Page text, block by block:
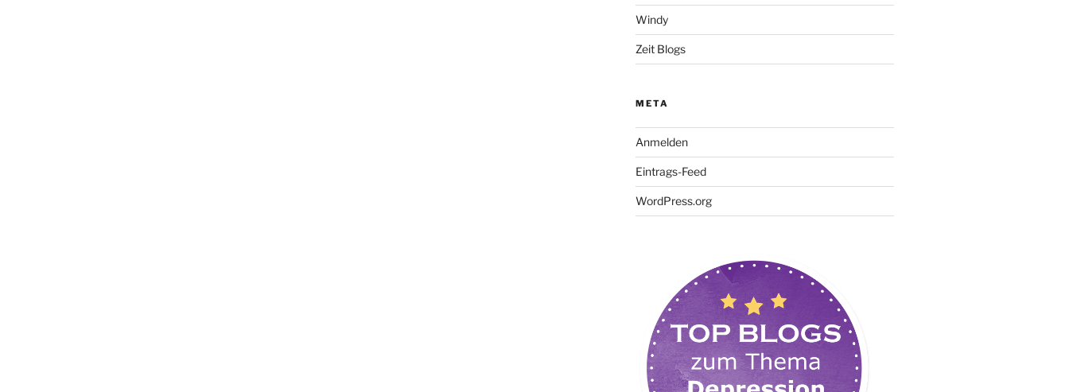
Windy
Zeit Blogs
META
Anmelden
Eintrags-Feed
WordPress.org